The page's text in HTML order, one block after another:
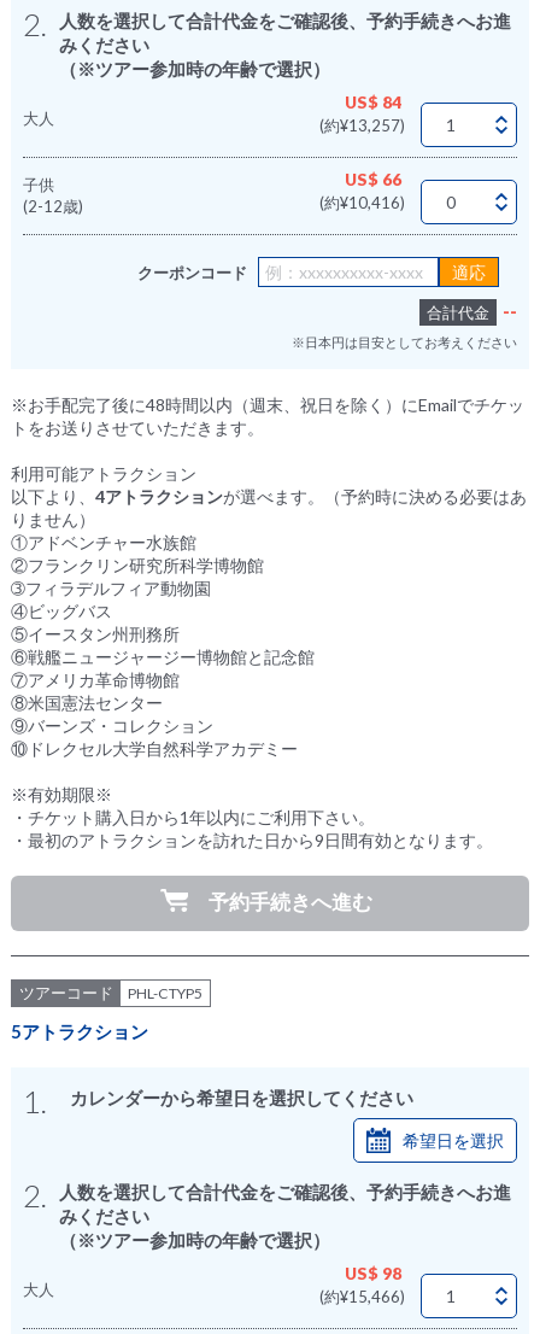
2.
人数を選択して合計代金をご確認後、予約手続きへお進
みください
（※ツアー参加時の年齢で選択）
大人
US$ 84
(約¥13,257)
子供
(2-12歳)
US$ 66
(約¥10,416)
クーポンコード
合計代金 --
※日本円は目安としてお考えください
※お手配完了後に48時間以内（週末、祝日を除く）にEmailでチケッ
トをお送りさせていただきます。
利用可能アトラクション
以下より、 4アトラクションが選べます。（予約時に決める必要はあ
りません）
①アドベンチャー水族館
②フランクリン研究所科学博物館
➂フィラデルフィア動物園
④ビッグバス
⑤イースタン州刑務所
⑥戦艦ニュージャージー博物館と記念館
⑦アメリカ革命博物館
⑧米国憲法センター
⑨バーンズ・コレクション
⑩ドレクセル大学自然科学アカデミー
※有効期限※
・チケット購入日から1年以内にご利用下さい。
・最初のアトラクションを訪れた日から9日間有効となります。
予約手続きへ進む
ツアーコード PHL-CTYP5
5アトラクション
1. カレンダーから希望日を選択してください
希望日を選択
2.
人数を選択して合計代金をご確認後、予約手続きへお進
みください
（※ツアー参加時の年齢で選択）
大人
US$ 98
(約¥15,466)